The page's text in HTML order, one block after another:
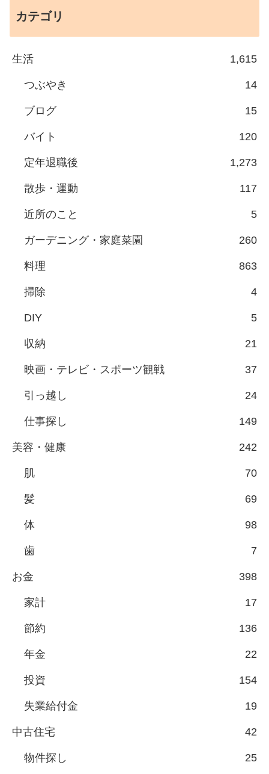
カテゴリ
生活 1,615
つぶやき 14
ブログ 15
バイト 120
定年退職後 1,273
散歩・運動 117
近所のこと 5
ガーデニング・家庭菜園 260
料理 863
掃除 4
DIY 5
収納 21
映画・テレビ・スポーツ観戦 37
引っ越し 24
仕事探し 149
美容・健康 242
肌 70
髪 69
体 98
歯 7
お金 398
家計 17
節約 136
年金 22
投資 154
失業給付金 19
中古住宅 42
物件探し 25